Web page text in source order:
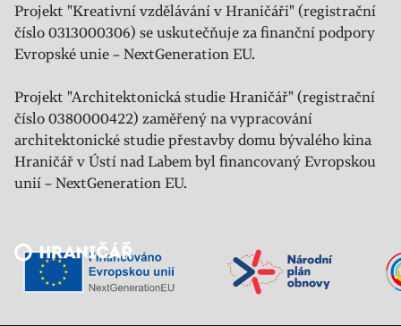
Projekt "Kreativní vzdělávání v Hraničáři" (registrační
číslo 0313000306) se uskutečňuje za finanční podpory
Evropské unie – NextGeneration EU.
Projekt "Architektonická studie Hraničář" (registrační
číslo 0380000422) zaměřený na vypracování
architektonické studie přestavby domu bývalého kina
Hraničář v Ústí nad Labem byl financovaný Evropskou
unií – NextGeneration EU.
Veřejný sál Hraničář, spolek